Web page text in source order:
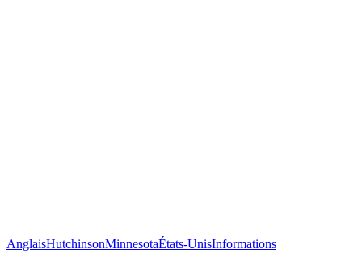
AnglaisHutchinsonMinnesotaÉtats-UnisInformations